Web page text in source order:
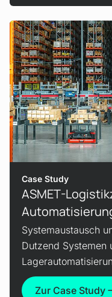
Case Study
ASMET-
Systemaustausch
Dutzend Systemen
Zur Case Study